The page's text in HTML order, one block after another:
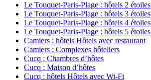
Le Touquet-Paris-Plage : hôtels 2 étoiles
Le Touquet-Paris-Plage : hôtels 3 étoiles
Le Touquet-Paris-Plage : hôtels 4 étoiles
Le Touquet-Paris-Plage : hôtels 5 étoiles
Camiers : hôtels Hôtels avec restaurant
Camiers : Complexes hôteliers
Cucq : Chambres d’hôtes
Cucq : Maison d’hôtes
Cucq : hôtels Hôtels avec Wi-Fi